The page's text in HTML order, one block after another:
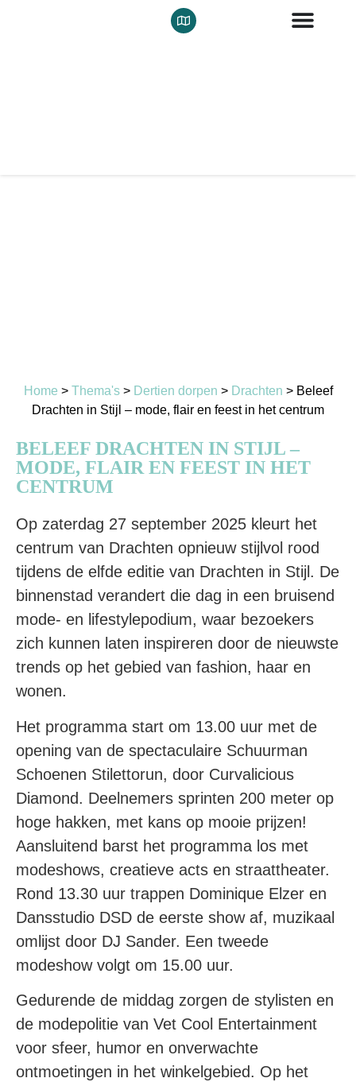
Home > Thema's> Dertien dorpen > Drachten > Beleef
Drachten in Stijl – mode, flair en feest in het centrum
BELEEF DRACHTEN IN STIJL –
MODE, FLAIR EN FEEST IN HET
CENTRUM
Op zaterdag 27 september 2025 kleurt het
centrum van Drachten opnieuw stijlvol rood
tijdens de elfde editie van Drachten in Stijl. De
binnenstad verandert die dag in een bruisend
mode- en lifestylepodium, waar bezoekers
zich kunnen laten inspireren door de nieuwste
trends op het gebied van fashion, haar en
wonen.
Het programma start om 13.00 uur met de
opening van de spectaculaire Schuurman
Schoenen Stilettorun, door Curvalicious
Diamond. Deelnemers sprinten 200 meter op
hoge hakken, met kans op mooie prijzen!
Aansluitend barst het programma los met
modeshows, creatieve acts en straattheater.
Rond 13.30 uur trappen Dominique Elzer en
Dansstudio DSD de eerste show af, muzikaal
omlijst door DJ Sander. Een tweede
modeshow volgt om 15.00 uur.
Gedurende de middag zorgen de stylisten en
de modepolitie van Vet Cool Entertainment
voor sfeer, humor en onverwachte
ontmoetingen in het winkelgebied. Op het